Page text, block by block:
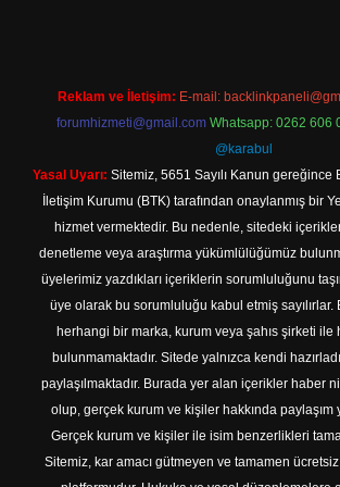
Reklam ve İletişim: E-mail:
forumhizmeti@gmail.com Whatsapp: 0262 606
@karabul
Yasal Uyarı: Sitemiz, 5651 Sayılı Kanun gereğince
İletişim Kurumu (BTK) tarafından onaylanmış bir
hizmet vermektedir. Bu nedenle, sitedeki
denetleme veya araştırma yükümlülüğümüz
üyelerimiz yazdıkları içeriklerin sorumluluğunu
üye olarak bu sorumluluğu kabul etmiş sayılırlar.
herhangi bir marka, kurum veya şahıs şirketi ile
bulunmamaktadır. Sitede yalnızca kendi
paylaşılmaktadır. Burada yer alan içerikler haber
olup, gerçek kurum ve kişiler hakkında paylaşım
Gerçek kurum ve kişiler ile isim benzerlikleri
Sitemiz, kar amacı gütmeyen ve tamamen